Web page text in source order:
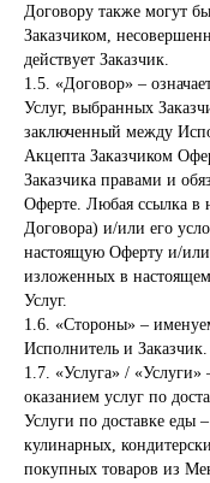
Договору также могут
Заказчиком,
действует Заказчик.
1.5. «Договор» –
Услуг, выбранных
заключенный между
Акцепта Заказчиком
Заказчика правами и
Оферте. Любая ссылка в
Договора) и/или его
настоящую Оферту и/
изложенных в
Услуг.
1.6. «Стороны» –
Исполнитель и Заказчик.
1.7. «Услуга» / «Услуги»
оказанием услуг по
Услуги по доставке еды
кулинарных,
покупных товаров из